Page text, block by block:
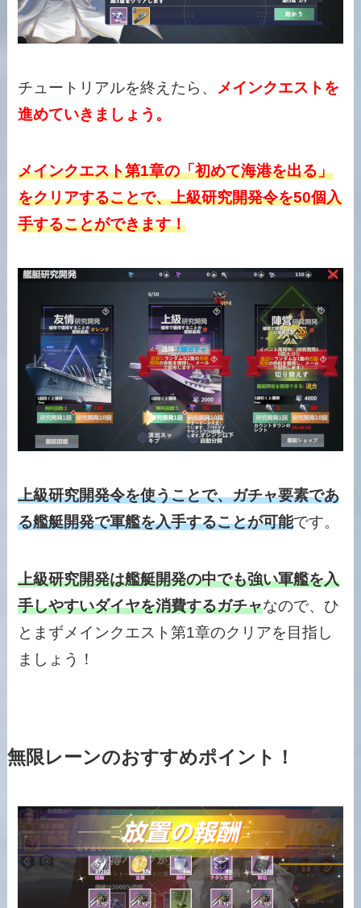
チュートリアルを終えたら、
メインクエストを
進めていきましょう。
メインクエスト第1章の「初めて海港を出る」
をクリアすることで、上級研究開発令を50個入
手することができます！
上級研究開発令を使うことで、ガチャ要素であ
る艦艇開発で軍艦を入手することが可能です。
上級研究開発は艦艇開発の中でも強い軍艦を入
手しやすいダイヤを消費するガチャなので、ひ
とまずメインクエスト第1章のクリアを目指し
ましょう！
無限レーンのおすすめポイント！